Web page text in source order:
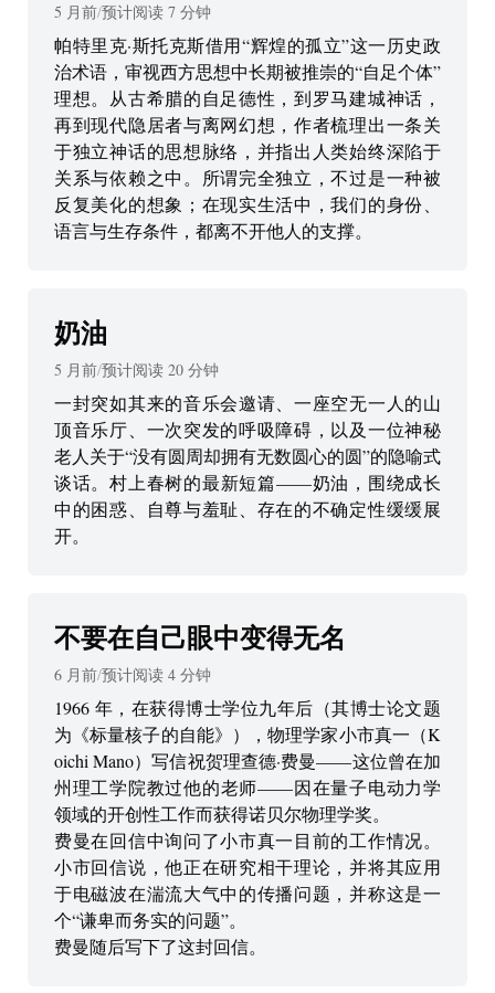
5 月前/预计阅读 7 分钟
帕特里克·斯托克斯借用“辉煌的孤立”这一历史政
治术语，审视西方思想中长期被推崇的“自足个体”
理想。从古希腊的自足德性，到罗马建城神话，
再到现代隐居者与离网幻想，作者梳理出一条关
于独立神话的思想脉络，并指出人类始终深陷于
关系与依赖之中。所谓完全独立，不过是一种被
反复美化的想象；在现实生活中，我们的身份、
语言与生存条件，都离不开他人的支撑。
奶油
5 月前/预计阅读 20 分钟
一封突如其来的音乐会邀请、一座空无一人的山
顶音乐厅、一次突发的呼吸障碍，以及一位神秘
老人关于“没有圆周却拥有无数圆心的圆”的隐喻式
谈话。村上春树的最新短篇——奶油，围绕成长
中的困惑、自尊与羞耻、存在的不确定性缓缓展
开。
不要在自己眼中变得无名
6 月前/预计阅读 4 分钟
1966 年，在获得博士学位九年后（其博士论文题
为《标量核子的自能》），物理学家小市真一（K
oichi Mano）写信祝贺理查德·费曼——这位曾在加
州理工学院教过他的老师——因在量子电动力学
领域的开创性工作而获得诺贝尔物理学奖。
费曼在回信中询问了小市真一目前的工作情况。
小市回信说，他正在研究相干理论，并将其应用
于电磁波在湍流大气中的传播问题，并称这是一
个“谦卑而务实的问题”。
费曼随后写下了这封回信。